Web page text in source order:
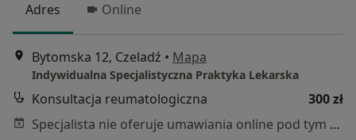
Adres Online
Bytomska 12, Czeladź • Mapa
Indywidualna Specjalistyczna Praktyka Lekarska
Konsultacja reumatologiczna
300 zł
Specjalista nie oferuje umawiania online pod tym adresem.